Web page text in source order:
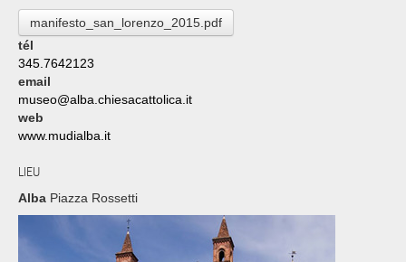
manifesto_san_lorenzo_2015.pdf
tél
345.7642123
email
museo@alba.chiesacattolica.it
web
www.mudialba.it
LIEU
Alba Piazza Rossetti